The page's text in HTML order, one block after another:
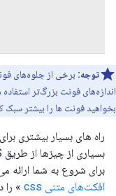
توجه:
اندازه‌های فونت بزرگ‌تر
بخواهید فونت ها را بیشتر سبک
راه های بسیار بیشتری
برای شروع به شما ارائه
افکت‌های متنی css
» را